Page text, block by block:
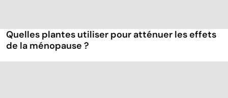
Quelles plantes utiliser pour atténuer les effets
de la ménopause ?